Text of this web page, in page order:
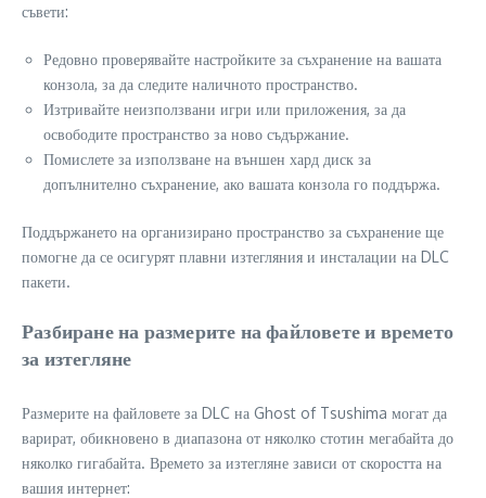
съвети:
Редовно проверявайте настройките за съхранение на вашата
конзола, за да следите наличното пространство.
Изтривайте неизползвани игри или приложения, за да
освободите пространство за ново съдържание.
Помислете за използване на външен хард диск за
допълнително съхранение, ако вашата конзола го поддържа.
Поддържането на организирано пространство за съхранение ще
помогне да се осигурят плавни изтегляния и инсталации на DLC
пакети.
Разбиране на размерите на файловете и времето
за изтегляне
Размерите на файловете за DLC на Ghost of Tsushima могат да
варират, обикновено в диапазона от няколко стотин мегабайта до
няколко гигабайта. Времето за изтегляне зависи от скоростта на
вашия интернет: